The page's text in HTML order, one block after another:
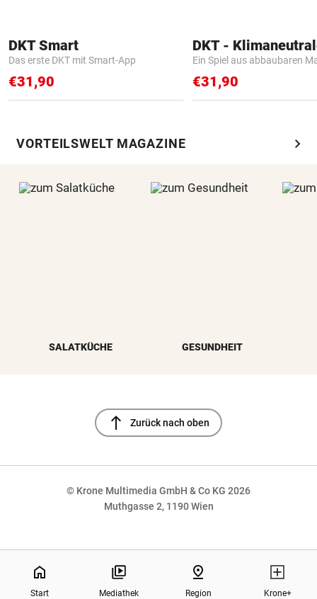
DKT Smart
Das erste DKT mit Smart-App
€31,90
Ein Spiel aus abbaubaren
€31,90
VORTEILSWELT MAGAZINE chevron_right
SALATKÜCHE GESUNDHEIT
north Zurück nach oben
© Krone Multimedia GmbH & Co KG 2026
Muthgasse 2, 1190 Wien
home
Start Mediathek
pin_drop
Region Krone+
NaN%